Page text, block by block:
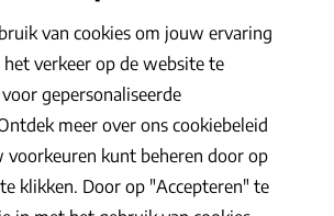
|Algemene voorwaarden |Hoe werkt het |
Veelgestelde vragen|Cookies
B.V. Alle rechten voorbehouden
van cookies om jouw ervaring
verkeer op de website te
gepersonaliseerde
meer over ons cookiebeleid
voorkeuren kunt beheren door op
klikken. Door op "Accepteren" te